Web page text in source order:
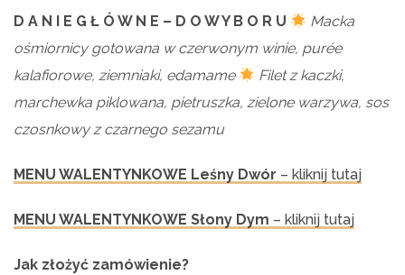
D A N I E G Ł Ó W N E – D O W Y B O R U
Macka
ośmiornicy gotowana w czerwonym winie, purée
kalafiorowe, ziemniaki, edamame
Filet z kaczki,
marchewka piklowana, pietruszka, zielone warzywa, sos
czosnkowy z czarnego sezamu
MENU WALENTYNKOWE Leśny Dwór – kliknij tutaj
MENU WALENTYNKOWE Słony Dym – kliknij tutaj
Jak złożyć zamówienie?